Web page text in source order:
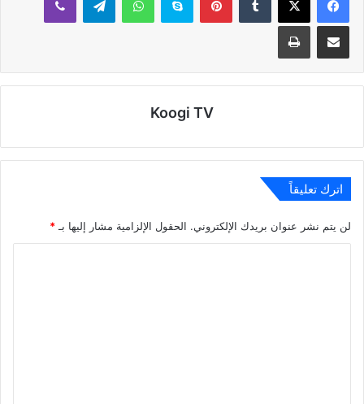
مشاركة عبر البريد طباعة
Koogi TV
اترك تعليقاً
لن يتم نشر عنوان بريدك الإلكتروني. الحقول الإلزامية مشار إليها بـ *